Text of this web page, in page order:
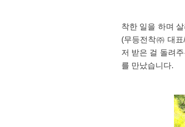
울려
퍼집
착한 일을 하며
(무등전착㈜ 대
저 받은 걸 돌려
를 만났습니다.